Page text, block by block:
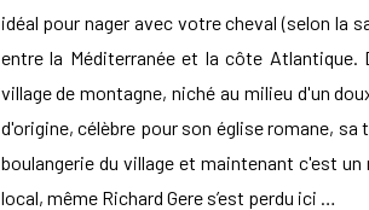
idéal pour nager avec votre cheval (selon la
entre la Méditerranée et la côte
village de montagne, niché au milieu d'un
d'origine, célèbre pour son église romane,
boulangerie du village et maintenant c'est
local, même Richard Gere s’est perdu ici …